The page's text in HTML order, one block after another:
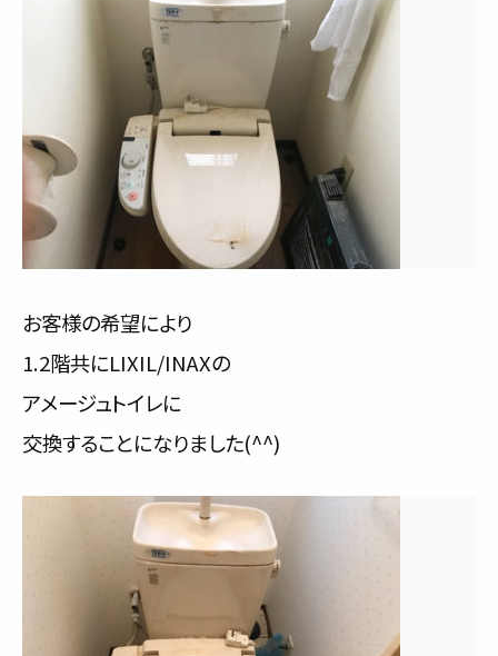
対応事例
ご利用の流れ
対応エリア
会社紹介
お客様の希望により
1.2階共にLIXIL/INAXの
アメージュトイレに
交換することになりました(^^)